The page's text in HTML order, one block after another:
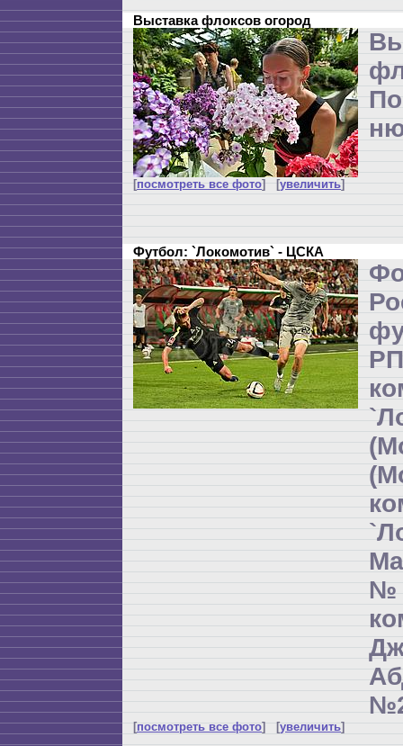
Выставка флоксов огород
[посмотреть все фото] [увеличить]
Футбол: `Локомотив` - ЦСКА
[посмотреть все фото] [увеличить]